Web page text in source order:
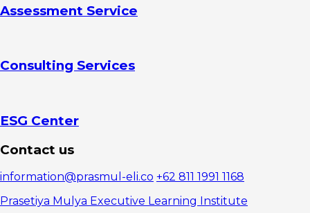
bagi
rekan satu
pada situasi
Bermain
business
game
Meminta
masukan
Assessment Service
Consulting Services
ESG Center
Contact us
information@prasmul-eli.co +62 811 1991 1168
Prasetiya Mulya Executive Learning Institute